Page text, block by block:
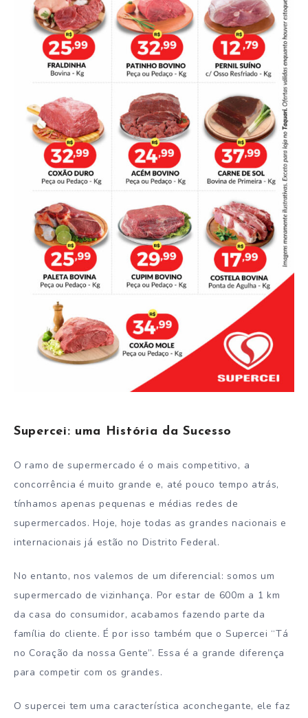
Supercei: uma História da Sucesso
O ramo de supermercado é o mais competitivo, a
concorrência é muito grande e, até pouco tempo atrás,
tínhamos apenas pequenas e médias redes de
supermercados. Hoje, hoje todas as grandes nacionais e
internacionais já estão no Distrito Federal.
No entanto, nos valemos de um diferencial: somos um
supermercado de vizinhança. Por estar de 600m a 1 km
da casa do consumidor, acabamos fazendo parte da
família do cliente. É por isso também que o Supercei “Tá
no Coração da nossa Gente”. Essa é a grande diferença
para competir com os grandes.
O supercei tem uma característica aconchegante, ele faz